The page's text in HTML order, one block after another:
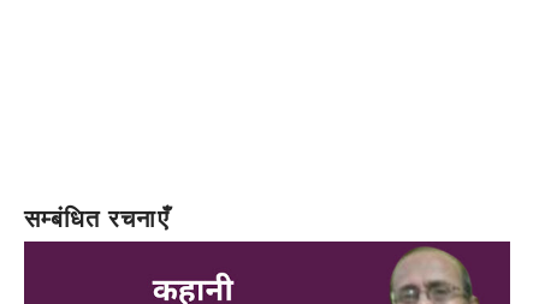
सम्बंधित रचनाएँ